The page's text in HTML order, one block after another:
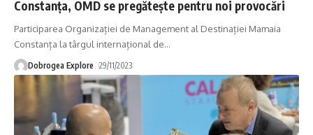
Constanța, OMD se pregătește pentru noi provocări
Participarea Organizației de Management al Destinației Mamaia
Constanța la târgul internațional de…
Dobrogea Explore 29/11/2023